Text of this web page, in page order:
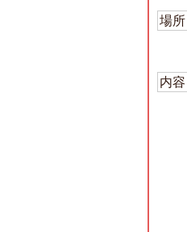
場所
内容